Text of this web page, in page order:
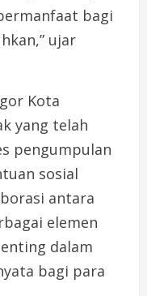
bagi
ujar
Kota
yang telah
pengumpulan
sosial
antara
elemen
dalam
bagi para